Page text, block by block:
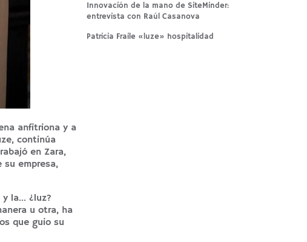
anfitriona y a
, continúa
en Zara,
su empresa,
y la… ¿luz?
u otra, ha
que guio su
Innovación de la mano de SiteMinder:
entrevista con Raúl Casanova
Patricia Fraile «luze» hospitalidad